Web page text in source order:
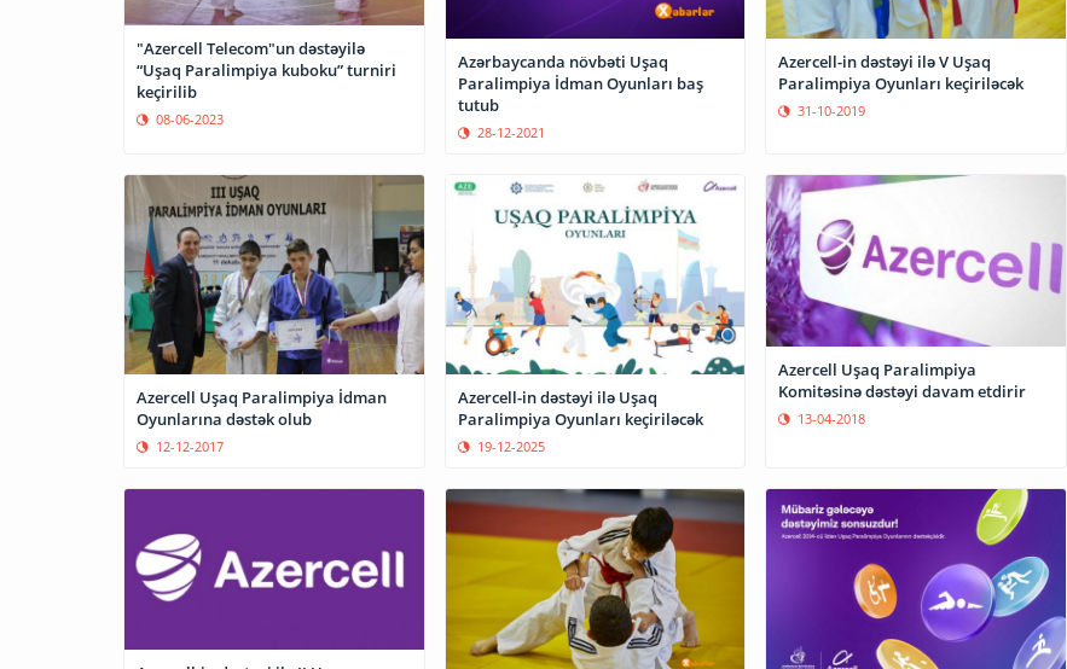
"Azercell Telecom"un dəstəyilə
“Uşaq Paralimpiya kuboku” turniri
keçirilib
08-06-2023
Azərbaycanda növbəti Uşaq
Paralimpiya İdman Oyunları baş
tutub
28-12-2021
Azercell-in dəstəyi ilə V Uşaq
Paralimpiya Oyunları keçiriləcək
31-10-2019
Azercell Uşaq Paralimpiya İdman
Oyunlarına dəstək olub
12-12-2017
Azercell-in dəstəyi ilə Uşaq
Paralimpiya Oyunları keçiriləcək
19-12-2025
Azercell Uşaq Paralimpiya
Komitəsinə dəstəyi davam etdirir
13-04-2018